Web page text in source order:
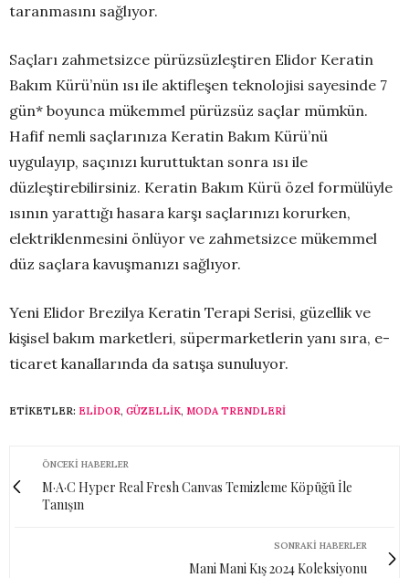
taranmasını sağlıyor.
Saçları zahmetsizce pürüzsüzleştiren Elidor Keratin
Bakım Kürü’nün ısı ile aktifleşen teknolojisi sayesinde 7
gün* boyunca mükemmel pürüzsüz saçlar mümkün.
Hafif nemli saçlarınıza Keratin Bakım Kürü’nü
uygulayıp, saçınızı kuruttuktan sonra ısı ile
düzleştirebilirsiniz. Keratin Bakım Kürü özel formülüyle
ısının yarattığı hasara karşı saçlarınızı korurken,
elektriklenmesini önlüyor ve zahmetsizce mükemmel
düz saçlara kavuşmanızı sağlıyor.
Yeni Elidor Brezilya Keratin Terapi Serisi, güzellik ve
kişisel bakım marketleri, süpermarketlerin yanı sıra, e-
ticaret kanallarında da satışa sunuluyor.
ETIKETLER: ELIDOR, GÜZELLIK, MODA TRENDLERI
ÖNCEKI HABERLER
M·A·C Hyper Real Fresh Canvas Temizleme Köpüğü İle
Tanışın
SONRAKI HABERLER
Mani Mani Kış 2024 Koleksiyonu